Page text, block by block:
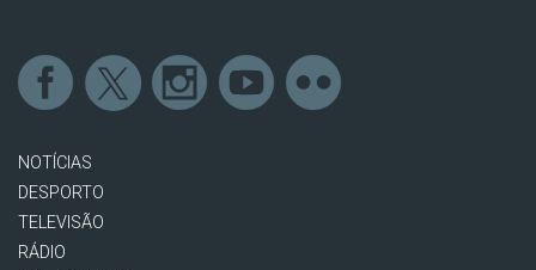
NOTÍCIAS
DESPORTO
TELEVISÃO
RÁDIO